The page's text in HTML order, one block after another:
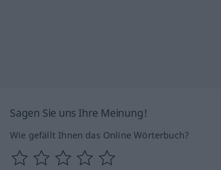
Sagen Sie uns Ihre Meinung!
Wie gefällt Ihnen das Online Wörterbuch?